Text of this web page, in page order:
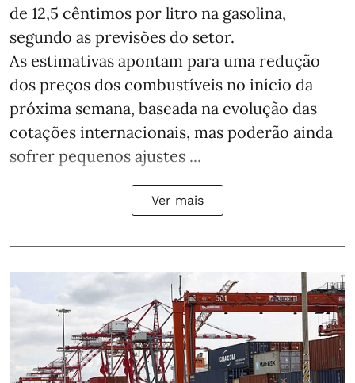
de 12,5 cêntimos por litro na gasolina,
segundo as previsões do setor.
As estimativas apontam para uma redução
dos preços dos combustíveis no início da
próxima semana, baseada na evolução das
cotações internacionais, mas poderão ainda
sofrer pequenos ajustes ...
Ver mais